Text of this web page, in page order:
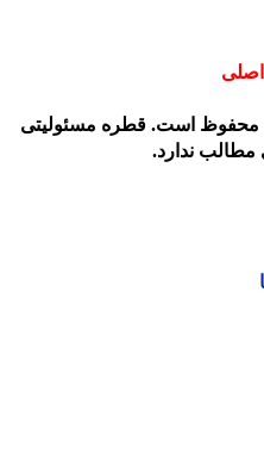
است. قطره مسئولیتی
ندارد.